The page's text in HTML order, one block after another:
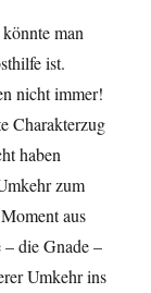
man
ist.
nicht immer!
Charakterzug
haben
zum
aus
– die Gnade –
Umkehr ins